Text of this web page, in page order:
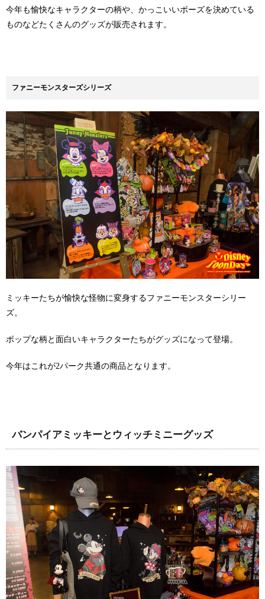
今年も愉快なキャラクターの柄や、かっこいいポーズを決めている
ものなどたくさんのグッズが販売されます。
ファニーモンスターズシリーズ
ミッキーたちが愉快な怪物に変身するファニーモンスターシリー
ズ。
ポップな柄と面白いキャラクターたちがグッズになって登場。
今年はこれが2パーク共通の商品となります。
バンパイアミッキーとウィッチミニーグッズ